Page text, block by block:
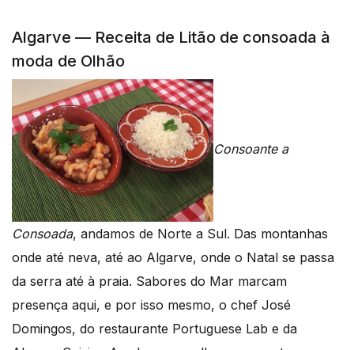
Algarve — Receita de Litão de consoada à
moda de Olhão
Consoante a
Consoada, andamos de Norte a Sul. Das montanhas
onde até neva, até ao Algarve, onde o Natal se passa
da serra até à praia. Sabores do Mar marcam
presença aqui, e por isso mesmo, o chef José
Domingos, do restaurante Portuguese Lab e da